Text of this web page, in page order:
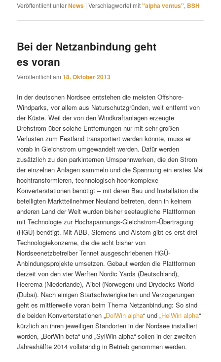
Veröffentlicht unterNews |Verschlagwortet mit"alpha ventus", BSH
Bei der Netzanbindung geht
es voran
Veröffentlicht am18. Oktober 2013
In der deutschen Nordsee entstehen die meisten Offshore-
Windparks, vor allem aus Naturschutzgründen, weit entfernt von
der Küste. Weil der von den Windkraftanlagen erzeugte
Drehstrom über solche Entfernungen nur mit sehr großen
Verlusten zum Festland transportiert werden könnte, muss er
vorab in Gleichstrom umgewandelt werden. Dafür werden
zusätzlich zu den parkinternen Umspannwerken, die den Strom
der einzelnen Anlagen sammeln und die Spannung ein erstes Mal
hochtransformieren, technologisch hochkomplexe
Konverterstationen benötigt – mit deren Bau und Installation die
beteiligten Marktteilnehmer Neuland betreten, denn in keinem
anderen Land der Welt wurden bisher seetaugliche Plattformen
mit Technologie zur Hochspannungs-Gleichstrom-Übertragung
(HGÜ) benötigt. Mit ABB, Siemens und Alstom gibt es erst drei
Technologiekonzerne, die die acht bisher von
Nordseenetzbetreiber Tennet ausgeschriebenen HGÜ-
Anbindungsprojekte umsetzen. Gebaut werden die Plattformen
derzeit von den vier Werften Nordic Yards (Deutschland),
Heerema (Niederlande), Aibel (Norwegen) und Drydocks World
(Dubai). Nach einigen Startschwierigkeiten und Verzögerungen
geht es mittlerweile voran beim Thema Netzanbindung: So sind
die beiden Konverterstationen „DolWin alpha“ und „HelWin alpha“
kürzlich an ihren jeweiligen Standorten in der Nordsee installiert
worden, „BorWin beta“ und „SylWin alpha“ sollen in der zweiten
Jahreshälfte 2014 vollständig in Betrieb genommen werden.